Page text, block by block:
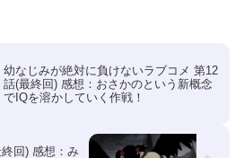
幼なじみが絶対に負けないラブコメ 第12
話(最終回) 感想：おさかのという新概念
でIQを溶かしていく作戦！
回) 感想：み